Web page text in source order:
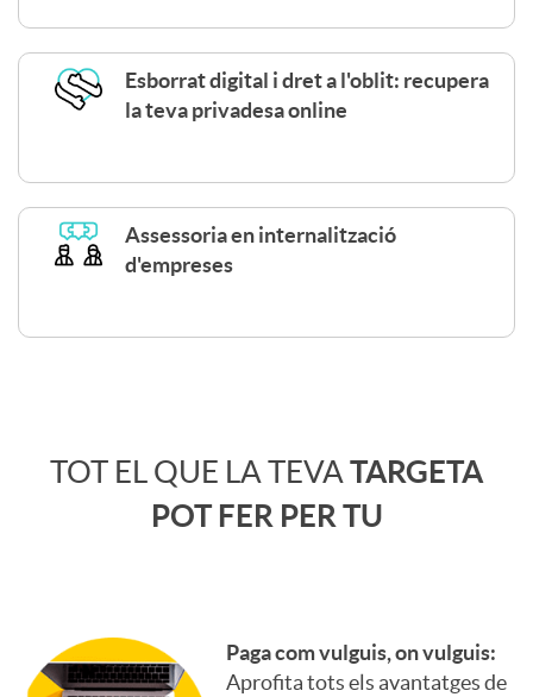
-
r
s
i
n
g
N
Esborrat digital i dret a l'oblit: recupera
la teva privadesa online
Assessoria en internalització
d'empreses
r
TOT EL QUE LA TEVA TARGETA
POT FER PER TU
Paga com vulguis, on vulguis:
Aprofita tots els avantatges de